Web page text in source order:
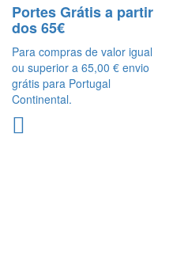
Portes Grátis a partir
dos 65€
Para compras de valor igual
ou superior a 65,00 € envio
grátis para Portugal
Continental.